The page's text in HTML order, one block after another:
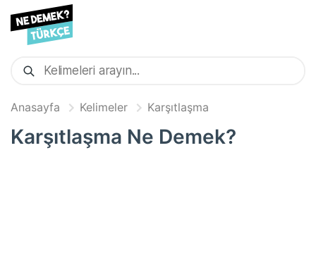
Anasayfa Kelimeler Karşıtlaşma
Karşıtlaşma Ne Demek?